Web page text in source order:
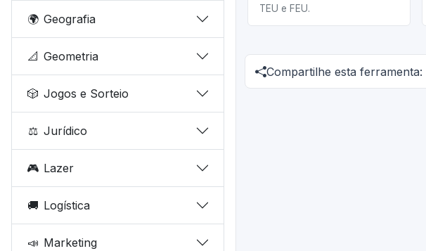
🌍 Geografia
📐 Geometria
🎲 Jogos e Sorteio
⚖️ Jurídico
🎮 Lazer
🚚 Logística
📣 Marketing
TEU e FEU.
Compartilhe esta ferramenta: